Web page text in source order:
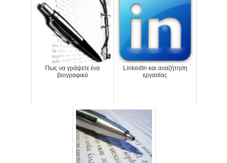
Πως να γράψετε ένα
βιογραφικό
LinkedIn και αναζήτηση
εργασίας